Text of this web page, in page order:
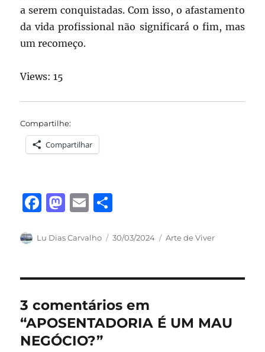
a serem conquistadas. Com isso, o afastamento
da vida profissional não significará o fim, mas
um recomeço.
Views: 15
Compartilhe:
Compartilhar
F
c
b
o
o
k
M
st
d
o
n
E
ai a
Autor
Lu Dias Carvalho
Publicado
30/03/2024 Categorias
Arte de Viver
3 comentários em
“APOSENTADORIA É UM MAU
NEGÓCIO?”